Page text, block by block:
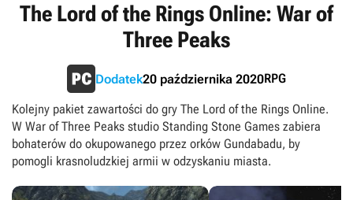
The Lord of the Rings Online: War of
Three Peaks
Dodatek20 października 2020RPG
Kolejny pakiet zawartości do gry The Lord of the Rings Online.
W War of Three Peaks studio Standing Stone Games zabiera
bohaterów do okupowanego przez orków Gundabadu, by
pomogli krasnoludzkiej armii w odzyskaniu miasta.